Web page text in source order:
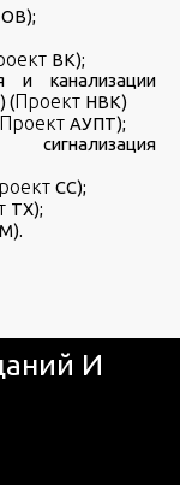
ОВ);
ВК);
и канализации
(Проект НВК)
Проект АУПТ);
СС);
ТХ);
И